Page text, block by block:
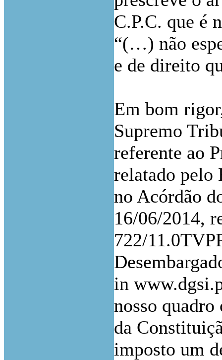
C.P.C. que é
“(…) não
e de direito
Em bom
Supremo
referente ao
relatado pelo
no Acórdão
16/06/2014,
722/
in
nosso
da
imposto um